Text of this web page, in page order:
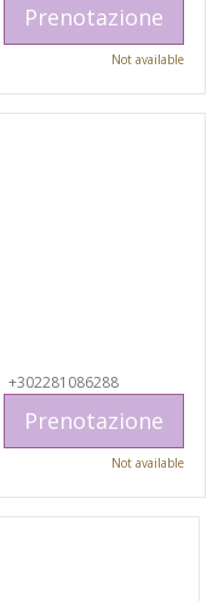
Prenotazione
Not available
+302281086288
Prenotazione
Not available